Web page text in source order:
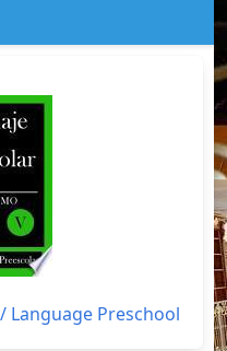
Language Preschool